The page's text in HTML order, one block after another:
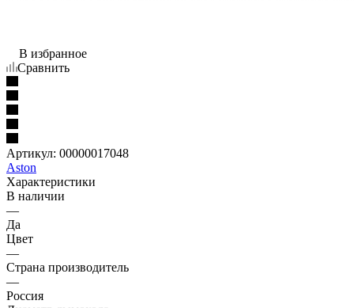
В избранное
Сравнить
Артикул: 00000017048
Aston
Характеристики
В наличии
—
Да
Цвет
—
Страна производитель
—
Россия